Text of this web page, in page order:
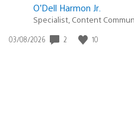
O’Dell Harmon Jr.
Specialist, Content
Date
03/08/2026 2 10